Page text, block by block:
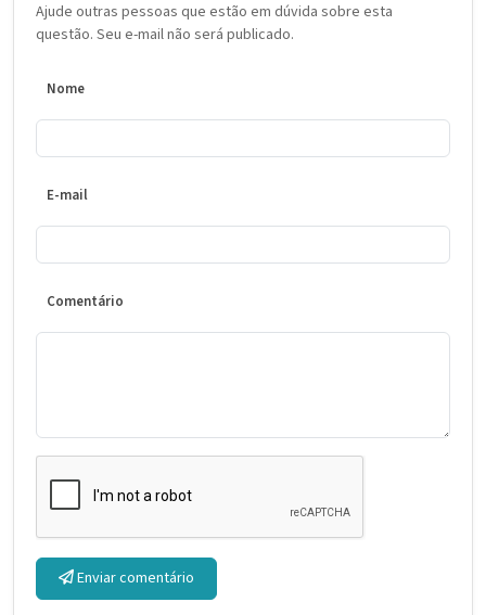
Ajude outras pessoas que estão em dúvida sobre esta
questão. Seu e-mail não será publicado.
Nome
E-mail
Comentário
Enviar comentário